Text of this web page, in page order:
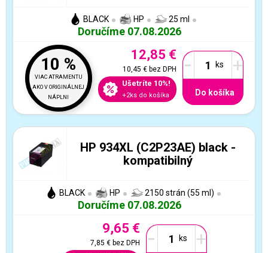
BLACK HP 25 ml
Doručíme 07.08.2026
10 %
VIAC ATRAMENTU
AKO V ORIGINÁLNEJ
NÁPLNI
12,85 €
10,45 €bez DPH
Ušetríte 10%!
+2ks do košíka
- +
Do košíka
HP 934XL (C2P23AE) black -
kompatibilný
BLACK HP 2150 strán (55 ml)
Doručíme 07.08.2026
9,65 €
7,85 €bez DPH - +